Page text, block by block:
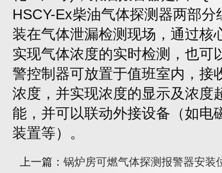
HSCY-Ex柴油气体探测器两部
装在气体泄漏检测现场，通过核
实现气体浓度的实时检测，也可
警控制器可放置于值班室内，接
浓度，并实现浓度的显示及浓度
能，并可以联动外接设备（如电
装置等）。
上一篇： 锅炉房可燃气体探测报警器安装